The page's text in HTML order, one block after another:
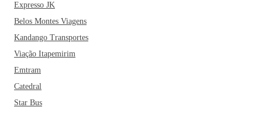
Expresso JK
Belos Montes Viagens
Kandango Transportes
Viação Itapemirim
Emtram
Catedral
Star Bus